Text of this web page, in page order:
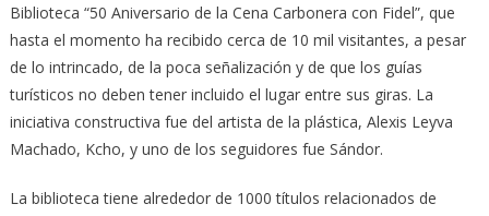
Biblioteca “50 Aniversario de la Cena Carbonera con Fidel”, que
hasta el momento ha recibido cerca de 10 mil visitantes, a pesar
de lo intrincado, de la poca señalización y de que los guías
turísticos no deben tener incluido el lugar entre sus giras. La
iniciativa constructiva fue del artista de la plástica, Alexis Leyva
Machado, Kcho, y uno de los seguidores fue Sándor.
La biblioteca tiene alrededor de 1000 títulos relacionados de